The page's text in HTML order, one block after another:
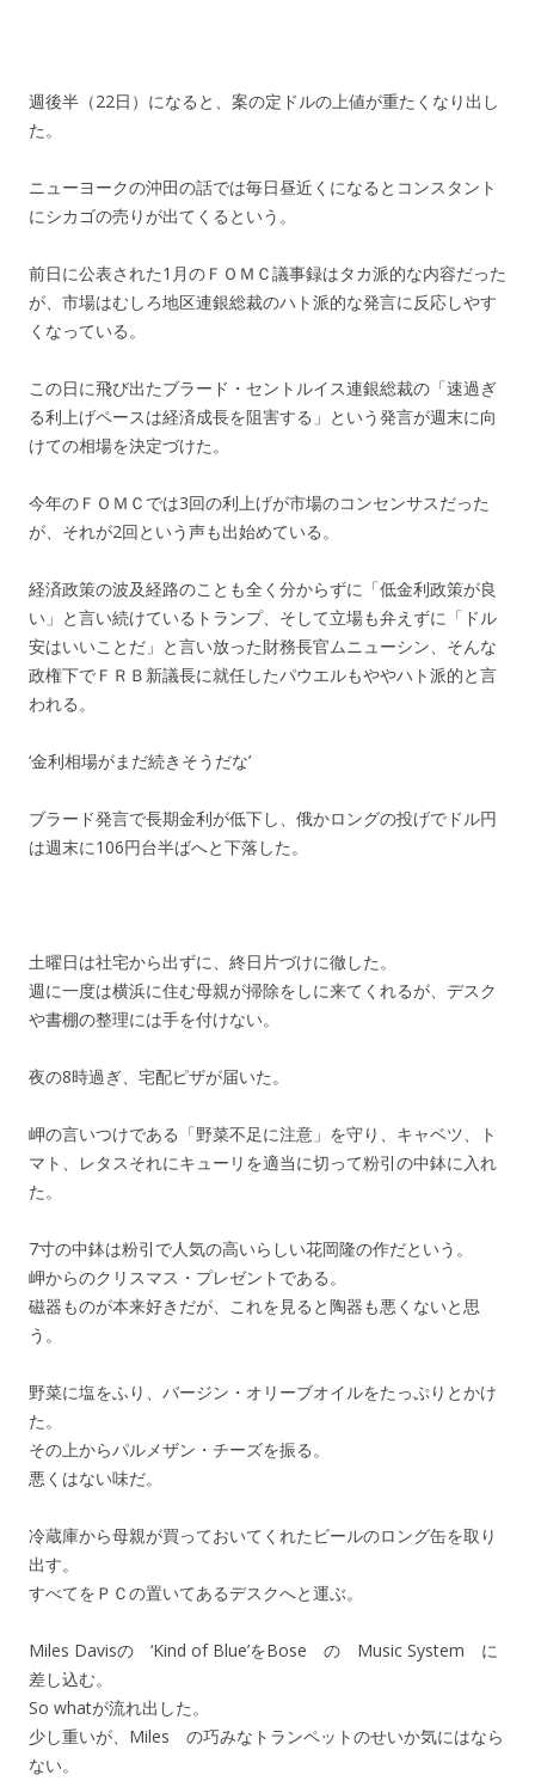
週後半（22日）になると、案の定ドルの上値が重たくなり出し
た。
ニューヨークの沖田の話では毎日昼近くになるとコンスタント
にシカゴの売りが出てくるという。
前日に公表された1月のＦＯＭＣ議事録はタカ派的な内容だった
が、市場はむしろ地区連銀総裁のハト派的な発言に反応しやす
くなっている。
この日に飛び出たブラード・セントルイス連銀総裁の「速過ぎ
る利上げペースは経済成長を阻害する」という発言が週末に向
けての相場を決定づけた。
今年のＦＯＭＣでは3回の利上げが市場のコンセンサスだった
が、それが2回という声も出始めている。
経済政策の波及経路のことも全く分からずに「低金利政策が良
い」と言い続けているトランプ、そして立場も弁えずに「ドル
安はいいことだ」と言い放った財務長官ムニューシン、そんな
政権下でＦＲＢ新議長に就任したパウエルもややハト派的と言
われる。
‘金利相場がまだ続きそうだな’
ブラード発言で長期金利が低下し、俄かロングの投げでドル円
は週末に106円台半ばへと下落した。
土曜日は社宅から出ずに、終日片づけに徹した。
週に一度は横浜に住む母親が掃除をしに来てくれるが、デスク
や書棚の整理には手を付けない。
夜の8時過ぎ、宅配ピザが届いた。
岬の言いつけである「野菜不足に注意」を守り、キャベツ、ト
マト、レタスそれにキューリを適当に切って粉引の中鉢に入れ
た。
7寸の中鉢は粉引で人気の高いらしい花岡隆の作だという。
岬からのクリスマス・プレゼントである。
磁器ものが本来好きだが、これを見ると陶器も悪くないと思
う。
野菜に塩をふり、バージン・オリーブオイルをたっぷりとかけ
た。
その上からパルメザン・チーズを振る。
悪くはない味だ。
冷蔵庫から母親が買っておいてくれたビールのロング缶を取り
出す。
すべてをＰＣの置いてあるデスクへと運ぶ。
Miles Davisの ‘Kind of Blue’をBose の Music System に
差し込む。
So whatが流れ出した。
少し重いが、Miles の巧みなトランペットのせいか気にはなら
ない。